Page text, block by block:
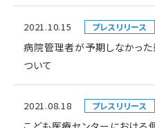
2021.10.15 プレスリリース
病院管理者が予期しなかっ
ついて
2021.08.18 プレスリリース